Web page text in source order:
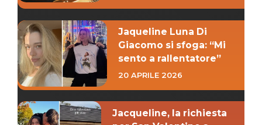
Jaqueline Luna Di
Giacomo si sfoga: “Mi
sento a rallentatore”
20 APRILE 2026
Jacqueline, la richiesta